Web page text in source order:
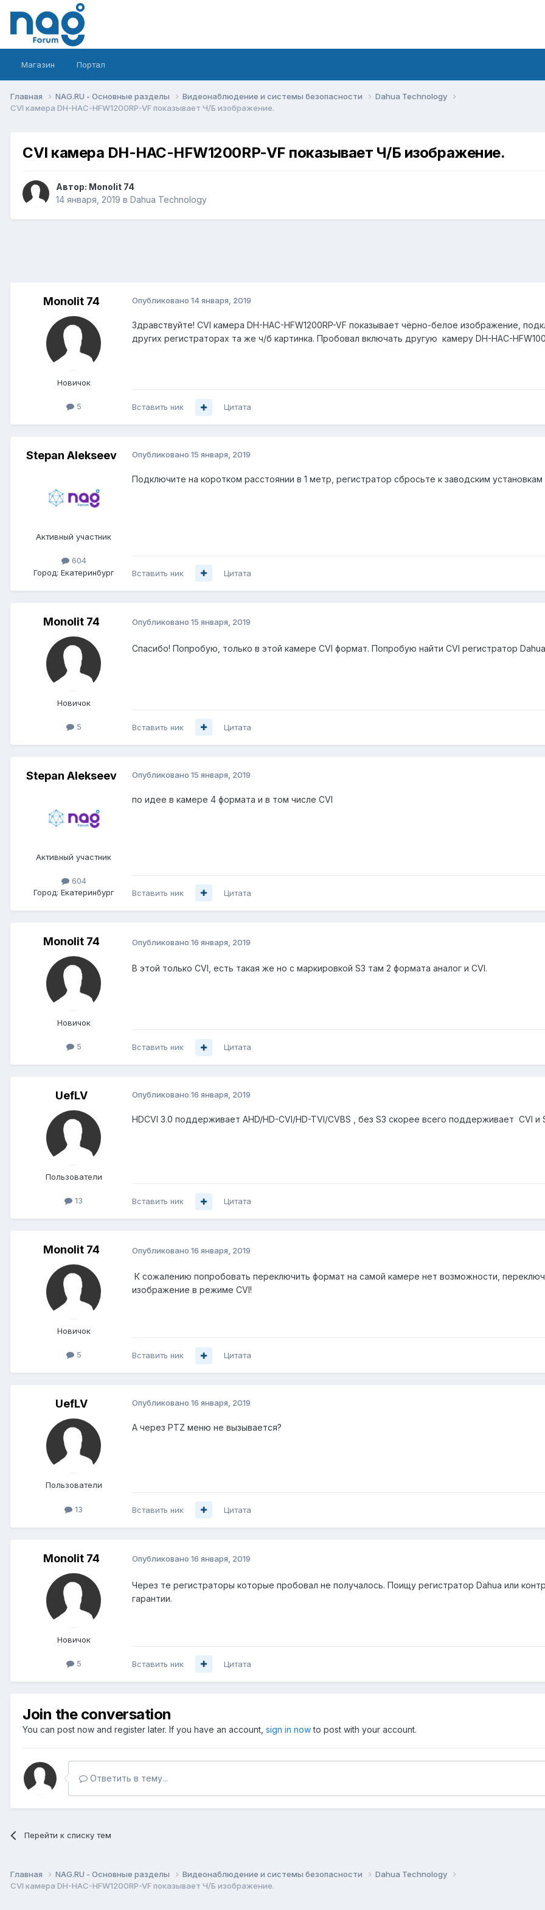
Магазин Портал
Главная NAG.RU - Основные разделы Видеонаблюдение и системы безопасности
Dahua Technology
CVI камера DH-HAC-HFW1200RP-VF показывает Ч/Б изображение.
CVI камера DH-HAC-HFW1200RP-VF показывает Ч/Б изображение.
Автор: Monolit 74
14 января, 2019 в Dahua Technology
Monolit 74
Новичок
5
Опубликовано 14 января, 2019
Здравствуйте! CVI камера DH-HAC-HFW1200RP-VF показывает чёрно-белое изображение,
других регистраторах та же ч/б картинка. Пробовал включать другую камеру DH-HAC-
Вставить ник Цитата
Stepan Alekseev
Активный участник
604
Город: Екатеринбург
Опубликовано 15 января, 2019
Подключите на коротком расстоянии в 1 метр, регистратор сбросьте к заводским
Вставить ник Цитата
Monolit 74
Новичок
5
Опубликовано 15 января, 2019
Спасибо! Попробую, только в этой камере CVI формат. Попробую найти CVI регистратор
Вставить ник Цитата
Stepan Alekseev
Активный участник
604
Город: Екатеринбург
Опубликовано 15 января, 2019
по идее в камере 4 формата и в том числе CVI
Вставить ник Цитата
Monolit 74
Новичок
5
Опубликовано 16 января, 2019
В этой только CVI, есть такая же но с маркировкой S3 там 2 формата аналог и CVI.
Вставить ник Цитата
UefLV
Пользователи
13
Опубликовано 16 января, 2019
HDCVI 3.0 поддерживает AHD/HD-CVI/HD-TVI/CVBS , без S3 скорее всего поддерживает CVI и
Вставить ник Цитата
Monolit 74
Новичок
5
Опубликовано 16 января, 2019
К сожалению попробовать переключить формат на самой камере нет возможности,
изображение в режиме CVI!
Вставить ник Цитата
UefLV
Пользователи
13
Опубликовано 16 января, 2019
А через PTZ меню не вызывается?
Вставить ник Цитата
Monolit 74
Новичок
5
Опубликовано 16 января, 2019
Через те регистраторы которые пробовал не получалось. Поищу регистратор Dahua или
гарантии.
Вставить ник Цитата
Join the conversation
You can post now and register later. If you have an account, sign in nowto post with your account.
Ответить в тему...
Перейти к списку тем
Главная NAG.RU - Основные разделы Видеонаблюдение и системы безопасности
Dahua Technology
CVI камера DH-HAC-HFW1200RP-VF показывает Ч/Б изображение.